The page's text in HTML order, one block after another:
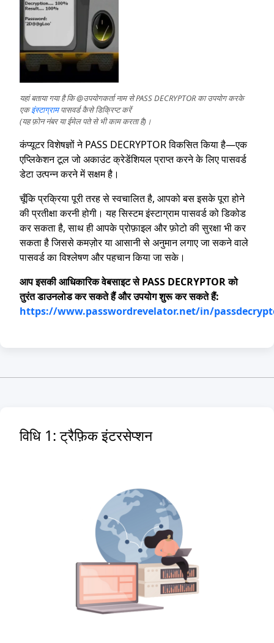
यहां बताया गया है कि @उपयोगकर्ता नाम से PASS DECRYPTOR का उपयोग करके
एकइंस्टाग्रामपासवर्ड कैसे डिक्रिप्ट करें
(यह फ़ोन नंबर या ईमेल पते से भी काम करता है)।
कंप्यूटर विशेषज्ञों ने PASS DECRYPTOR विकसित किया है—एक
एप्लिकेशन टूल जो अकाउंट क्रेडेंशियल प्राप्त करने के लिए पासवर्ड
डेटा उत्पन्न करने में सक्षम है।
चूँकि प्रक्रिया पूरी तरह से स्वचालित है, आपको बस इसके पूरा होने
की प्रतीक्षा करनी होगी। यह सिस्टम इंस्टाग्राम पासवर्ड को डिकोड
कर सकता है, साथ ही आपके प्रोफ़ाइल और फ़ोटो की सुरक्षा भी कर
सकता है जिससे कमज़ोर या आसानी से अनुमान लगाए जा सकने वाले
पासवर्ड का विश्लेषण और पहचान किया जा सके।
आप इसकी आधिकारिक वेबसाइट से PASS DECRYPTOR को
तुरंत डाउनलोड कर सकते हैं और उपयोग शुरू कर सकते हैं:
https://www.passwordrevelator.net/in/
विधि 1: ट्रैफ़िक इंटरसेप्शन